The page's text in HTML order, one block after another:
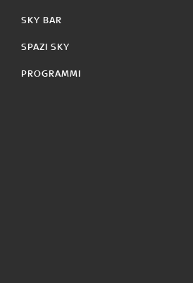
SKY BAR
SPAZI SKY
PROGRAMMI